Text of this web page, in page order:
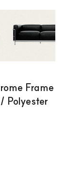
Frame
Polyester